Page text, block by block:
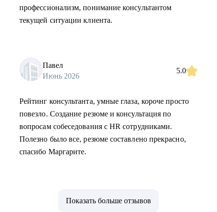
профессионализм, понимание консультантом
текущей ситуации клиента.
Павел
Июнь 2026
5.0
Рейтинг консультанта, умные глаза, короче просто
повезло. Создание резюме и консультация по
вопросам собеседования с HR сотрудниками.
Полезно было все, резюме составлено прекрасно,
спасибо Маргарите.
Показать больше отзывов